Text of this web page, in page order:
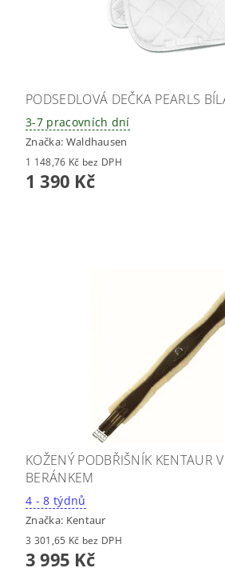
PODSEDLOVÁ DEČKA PEARLS
3-7 pracovních dní
Značka: Waldhausen
1 148,76 Kč bez DPH
1 390 Kč
KOŽENÝ PODBŘIŠNÍK KENTAUR
BERÁNKEM
4 - 8 týdnů
Značka: Kentaur
3 301,65 Kč bez DPH
3 995 Kč